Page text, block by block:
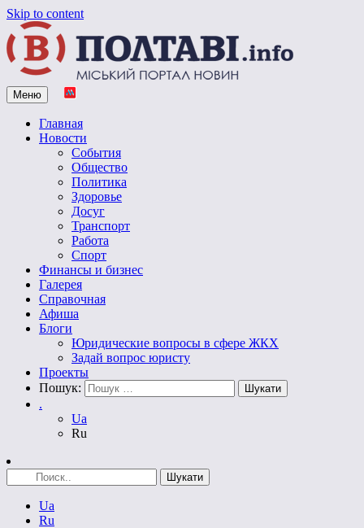
Skip to content
Vpoltave.info
Полтавский портал новостей
Меню
Главная
Новости
События
Общество
Политика
Здоровье
Досуг
Транспорт
Работа
Спорт
Финансы и бизнес
Галерея
Справочная
Афиша
Блоги
Юридические вопросы в сфере ЖКХ
Задай вопрос юристу
Проекты
Пошук:
.
Ua
Ru
Ua
Ru